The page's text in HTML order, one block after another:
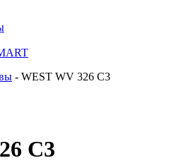
- WEST WV 326 C3
C3